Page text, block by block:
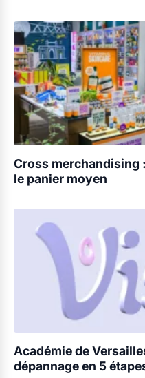
Cross merchandising
le panier moyen
Académie de
dépannage en 5